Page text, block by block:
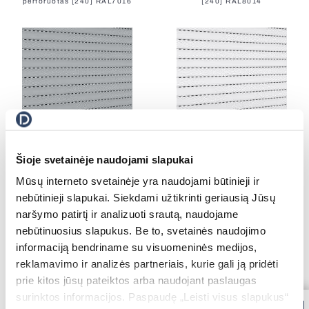
Šioje svetainėje naudojami slapukai
Mūsų interneto svetainėje yra naudojami būtinieji ir
nebūtinieji slapukai. Siekdami užtikrinti geriausią Jūsų
naršymo patirtį ir analizuoti srautą, naudojame
nebūtinuosius slapukus. Be to, svetainės naudojimo
informaciją bendriname su visuomeninės medijos,
reklamavimo ir analizės partneriais, kurie gali ją pridėti
prie kitos jūsų pateiktos arba naudojant paslaugas
surinktos informacijos. Paspaudę „Leisti visus slapukus“
Facade Roller Blinds
All Smart Control
Antiallergic Nets
All Nets
High-Speed Gates
Docking Systems
[240] RAL7038